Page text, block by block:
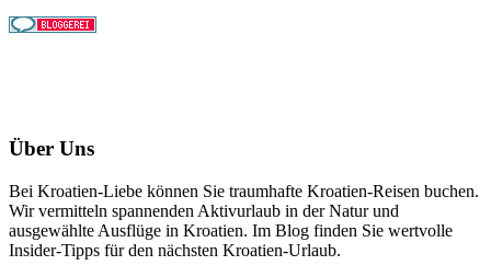
Über Uns
Bei Kroatien-Liebe können Sie traumhafte Kroatien-Reisen buchen.
Wir vermitteln spannenden Aktivurlaub in der Natur und
ausgewählte Ausflüge in Kroatien. Im Blog finden Sie wertvolle
Insider-Tipps für den nächsten Kroatien-Urlaub.